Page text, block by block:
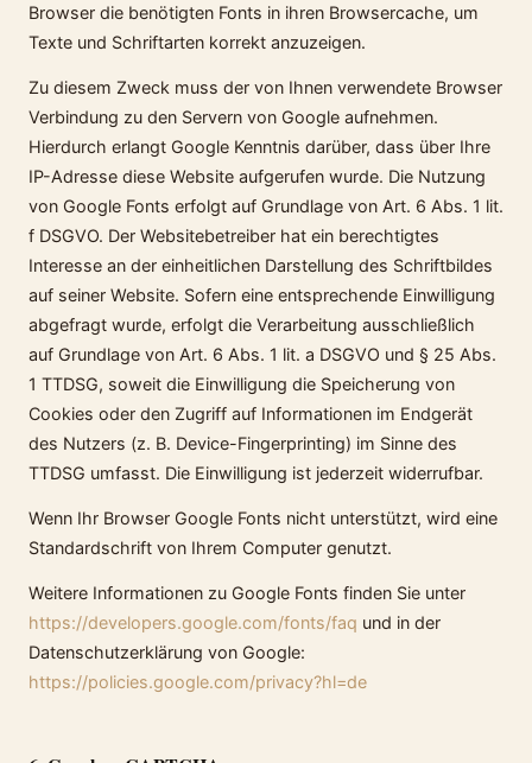
Browser die benötigten Fonts in ihren Browsercache, um
Texte und Schriftarten korrekt anzuzeigen.
Zu diesem Zweck muss der von Ihnen verwendete Browser
Verbindung zu den Servern von Google aufnehmen.
Hierdurch erlangt Google Kenntnis darüber, dass über Ihre
IP-Adresse diese Website aufgerufen wurde. Die Nutzung
von Google Fonts erfolgt auf Grundlage von Art. 6 Abs. 1 lit.
f DSGVO. Der Websitebetreiber hat ein berechtigtes
Interesse an der einheitlichen Darstellung des Schriftbildes
auf seiner Website. Sofern eine entsprechende Einwilligung
abgefragt wurde, erfolgt die Verarbeitung ausschließlich
auf Grundlage von Art. 6 Abs. 1 lit. a DSGVO und § 25 Abs.
1 TTDSG, soweit die Einwilligung die Speicherung von
Cookies oder den Zugriff auf Informationen im Endgerät
des Nutzers (z. B. Device-Fingerprinting) im Sinne des
TTDSG umfasst. Die Einwilligung ist jederzeit widerrufbar.
Wenn Ihr Browser Google Fonts nicht unterstützt, wird eine
Standardschrift von Ihrem Computer genutzt.
Weitere Informationen zu Google Fonts finden Sie unter
https://developers.google.com/fonts/faq und in der
Datenschutzerklärung von Google:
https://policies.google.com/privacy?hl=de